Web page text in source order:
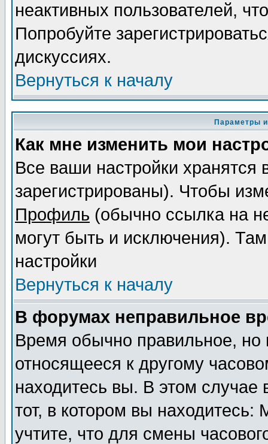
неактивных пользователей,
Попробуйте
дискуссиях.
Вернуться к началу
Параметры
Как мне изменить мои
Все ваши настройки
зарегистрированы). Чтобы
Профиль (обычно ссылка на
могут быть и исключения).
настройки
Вернуться к началу
В форумах неправильное
Время обычно правильное,
относящееся к другому
находитесь вы. В этом
тот, в котором вы
учтите, что для смены